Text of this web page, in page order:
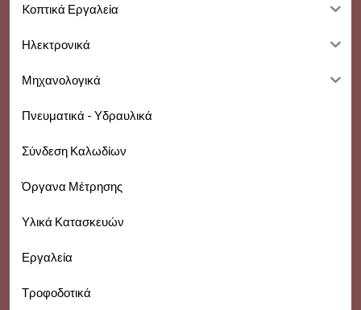
Kοπτικά Εργαλεία
Ηλεκτρονικά
Μηχανολογικά
Πνευματικά - Υδραυλικά
Σύνδεση Καλωδίων
Όργανα Μέτρησης
Υλικά Κατασκευών
Εργαλεία
Τροφοδοτικά